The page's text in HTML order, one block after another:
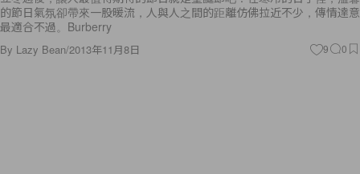
的節日氣氛卻帶來一股暖流，人與人之間的距離仿佛拉近不少，傳情達意
最適合不過。Burberry
By Lazy Bean/2013年11月8日 9 0